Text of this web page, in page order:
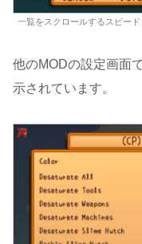
一覧をスクロールするスピー
他のMODの設定画面
示されています。